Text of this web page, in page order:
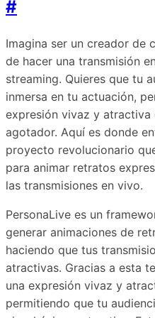
#
Imagina ser un creador de
de hacer una transmisión
streaming. Quieres que tu
inmersa en tu actuación,
expresión vivaz y atractiva
agotador. Aquí es donde
proyecto revolucionario
para animar retratos
las transmisiones en vivo.
PersonaLive es un
generar animaciones de
haciendo que tus
atractivas. Gracias a esta
una expresión vivaz y
permitiendo que tu